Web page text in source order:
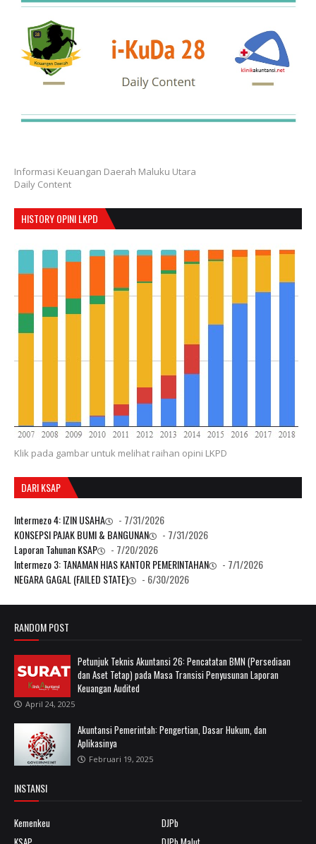
Informasi Keuangan Daerah Maluku Utara
Daily Content
HISTORY OPINI LKPD
Klik pada gambar untuk melihat raihan opini LKPD
DARI KSAP
Intermezo 4: IZIN USAHA
- 7/31/2026
KONSEPSI PAJAK BUMI & BANGUNAN
- 7/31/2026
Laporan Tahunan KSAP
- 7/20/2026
Intermezo 3: TANAMAN HIAS KANTOR PEMERINTAHAN
- 7/1/2026
NEGARA GAGAL (FAILED STATE)
- 6/30/2026
RANDOM POST
Petunjuk Teknis Akuntansi 26: Pencatatan BMN (Persediaan
dan Aset Tetap) pada Masa Transisi Penyusunan Laporan
Keuangan Audited
April 24, 2025
Akuntansi Pemerintah: Pengertian, Dasar Hukum, dan
Aplikasinya
Februari 19, 2025
INSTANSI
Kemenkeu
DJPb